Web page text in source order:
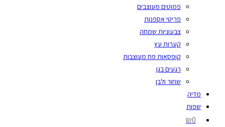
פמוטים מעוצבים
פריטי אספנות
צבעוניות שמחה
קערות עץ
קופסאות פח מעוצבות
רגעים בגן
שחור ולבן
מדיה
שפות
₪0